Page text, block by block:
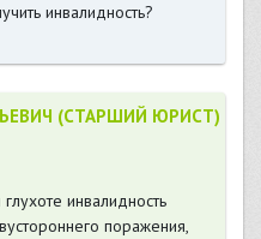
инвалидность?
(СТАРШИЙ ЮРИСТ)
инвалидность
поражения,